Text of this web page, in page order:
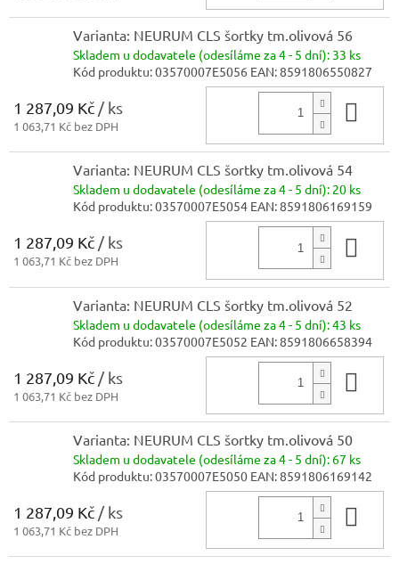
Varianta: NEURUM CLS šortky tm.olivová 56
Skladem u dodavatele (odesíláme za 4 - 5 dní): 33 ks
Kód produktu:03570007E5056 EAN:8591806550827
1 287,09 Kč / ks
1 063,71 Kč bez DPH
Varianta: NEURUM CLS šortky tm.olivová 54
Skladem u dodavatele (odesíláme za 4 - 5 dní): 20 ks
Kód produktu:03570007E5054 EAN:8591806169159
1 287,09 Kč / ks
1 063,71 Kč bez DPH
Varianta: NEURUM CLS šortky tm.olivová 52
Skladem u dodavatele (odesíláme za 4 - 5 dní):43 ks
Kód produktu:03570007E5052 EAN:8591806658394
1 287,09 Kč / ks
1 063,71 Kč bez DPH
Varianta: NEURUM CLS šortky tm.olivová 50
Skladem u dodavatele (odesíláme za 4 - 5 dní): 67 ks
Kód produktu:03570007E5050 EAN:8591806169142
1 287,09 Kč / ks
1 063,71 Kč bez DPH